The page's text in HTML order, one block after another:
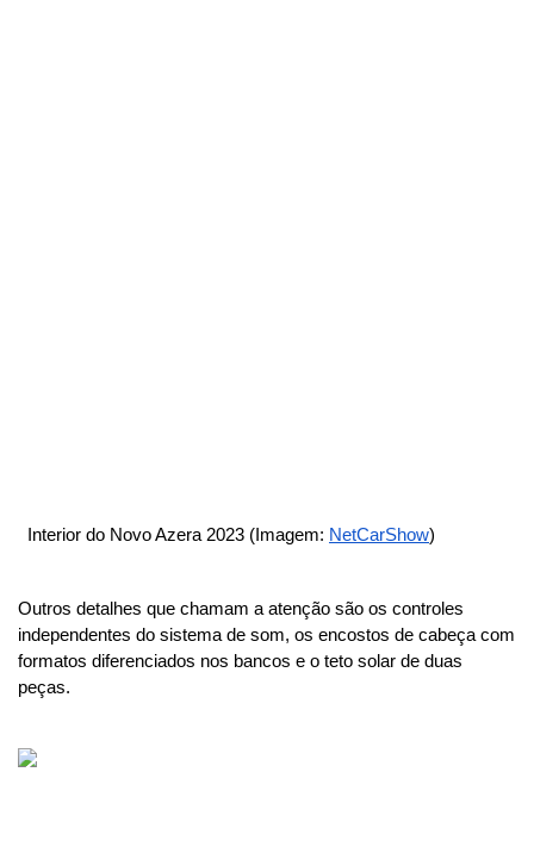
Interior do Novo Azera 2023 (Imagem: NetCarShow)
Outros detalhes que chamam a atenção são os controles
independentes do sistema de som, os encostos de cabeça com
formatos diferenciados nos bancos e o teto solar de duas
peças.